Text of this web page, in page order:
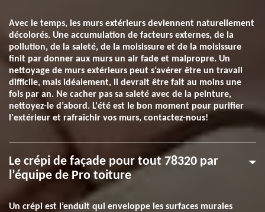
Avec le temps, les murs extérieurs deviennent naturellement
décolorés. Une accumulation de facteurs externes, de la
pollution, de la saleté, de la moisissure et de la moisissure
finit par donner aux murs un air fade et malpropre. Un
nettoyage de murs extérieurs peut s’avérer être un travail
difficile, mais idéalement, il devrait être fait au moins une
fois par an. Ne cacher pas sa saleté avec de la peinture,
nettoyez-le d’abord. L'été est le bon moment pour purifier
l'extérieur et rafraîchir vos murs, contactez-nous!
Le crépi de façade pour tout 78320 par
l’équipe de Pro toiture
Un crépi est l’enduit qui enveloppe les surfaces murales